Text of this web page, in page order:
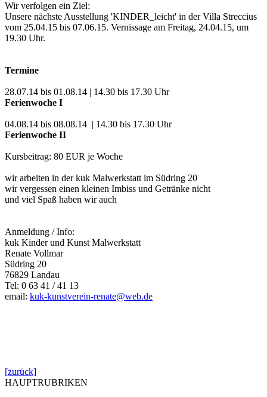
Wir verfolgen ein Ziel:
Unsere nächste Ausstellung 'KINDER_leicht' in der Villa Streccius
vom 25.04.15 bis 07.06.15. Vernissage am Freitag, 24.04.15, um
19.30 Uhr.
Termine
28.07.14 bis 01.08.14 | 14.30 bis 17.30 Uhr
Ferienwoche I
04.08.14 bis 08.08.14 | 14.30 bis 17.30 Uhr
Ferienwoche II
Kursbeitrag: 80 EUR je Woche
wir arbeiten in der kuk Malwerkstatt im Südring 20
wir vergessen einen kleinen Imbiss und Getränke nicht
und viel Spaß haben wir auch
Anmeldung / Info:
kuk Kinder und Kunst Malwerkstatt
Renate Vollmar
Südring 20
76829 Landau
Tel: 0 63 41 / 41 13
email: kuk-kunstverein-renate@web.de
[zurück]
HAUPTRUBRIKEN